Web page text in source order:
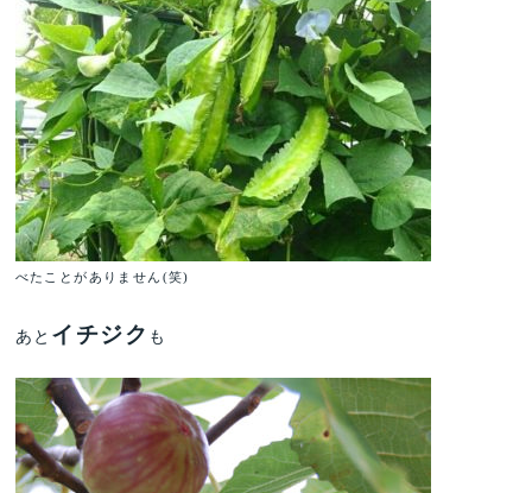
べたことがありません(笑)
あと イチジク も